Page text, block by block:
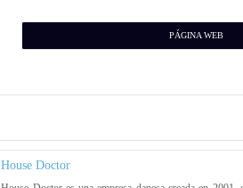
PÁGINA WEB
House Doctor